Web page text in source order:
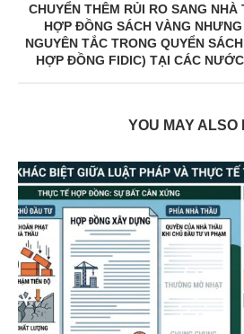
CHUYỂN THÊM RỦI RO SANG
HỢP ĐỒNG SÁCH VÀNG
NGUYÊN TẮC TRONG QUYỂN
HỢP ĐỒNG FIDIC) TẠI CÁC
YOU MAY ALSO